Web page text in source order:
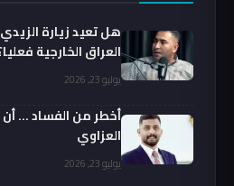
هل تعيد زيارة
العراق الخارجية
يوليو 23, 2026
أخطر من الفساد … أن
العزاوي
يوليو 23, 2026